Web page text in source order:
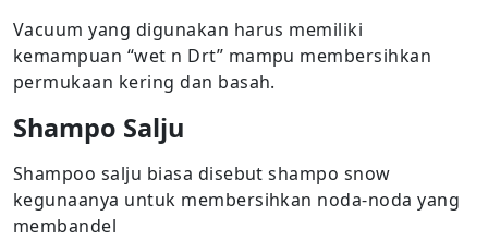
Vacuum yang digunakan harus memiliki
kemampuan “wet n Drt” mampu membersihkan
permukaan kering dan basah.
Shampo Salju
Shampoo salju biasa disebut shampo snow
kegunaanya untuk membersihkan noda-noda yang
membandel